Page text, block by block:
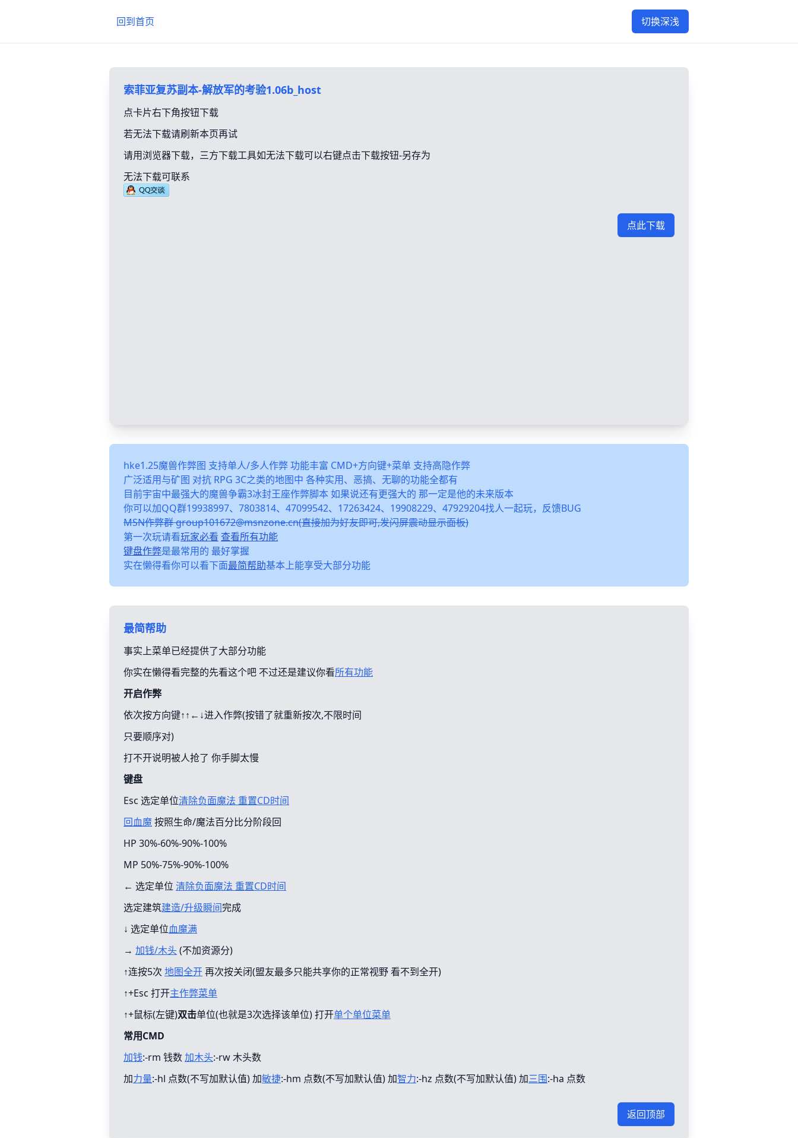
回到首页 切换深浅
索菲亚复苏副本-解放军的考验1.06b_host
点卡片右下角按钮下载
若无法下载请刷新本页再试
请用浏览器下载，三方下载工具如无法下载可以右键点击下载按钮-另存为
无法下载可联系
点此下载
hke1.25魔兽作弊图 支持单人/多人作弊 功能丰富 CMD+方向键+菜单 支持高隐作弊
广泛适用与矿图 对抗 RPG 3C之类的地图中 各种实用、恶搞、无聊的功能全都有
目前宇宙中最强大的魔兽争霸3冰封王座作弊脚本 如果说还有更强大的 那一定是他的未来版本
你可以加QQ群19938997、7803814、47099542、17263424、19908229、47929204找人一起玩，反馈BUG
MSN作弊群 group101672@msnzone.cn(直接加为好友即可,发闪屏震动显示面板)
第一次玩请看玩家必看 查看所有功能
键盘作弊是最常用的 最好掌握
实在懒得看你可以看下面最简帮助基本上能享受大部分功能
最简帮助
事实上菜单已经提供了大部分功能
你实在懒得看完整的先看这个吧 不过还是建议你看所有功能
开启作弊
依次按方向键↑↑←↓进入作弊(按错了就重新按次,不限时间
只要顺序对)
打不开说明被人抢了 你手脚太慢
键盘
Esc 选定单位清除负面魔法 重置CD时间
回血魔按照生命/魔法百分比分阶段回
HP 30%-60%-90%-100%
MP 50%-75%-90%-100%
← 选定单位 清除负面魔法 重置CD时间
选定建筑建造/升级瞬间完成
↓ 选定单位血魔满
→ 加钱/木头(不加资源分)
↑连按5次 地图全开再次按关闭(盟友最多只能共享你的正常视野 看不到全开)
↑+Esc 打开主作弊菜单
↑+鼠标(左键)双击单位(也就是3次选择该单位) 打开单个单位菜单
常用CMD
加钱:-rm 钱数加木头:-rw 木头数
加力量:-hl 点数(不写加默认值) 加敏捷:-hm 点数(不写加默认值) 加智力:-hz 点数(不写加默认值) 加三围:-ha 点数
返回顶部